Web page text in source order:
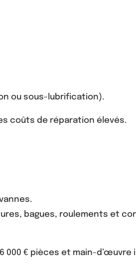
ou sous-lubrification).
coûts de réparation élevés.
bagues, roulements et
000 € pièces et main-d’œuvre